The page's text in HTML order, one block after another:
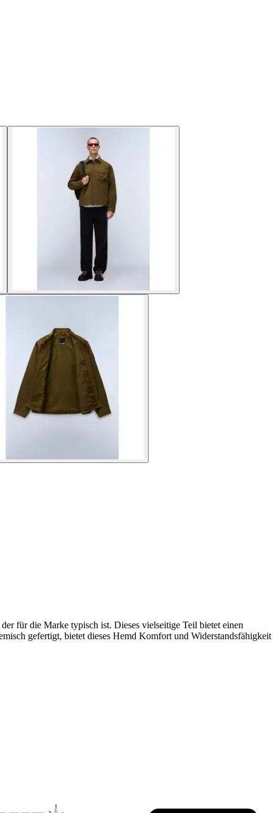
für die Marke typisch ist. Dieses vielseitige Teil bietet einen
gefertigt, bietet dieses Hemd Komfort und Widerstandsfähigkeit